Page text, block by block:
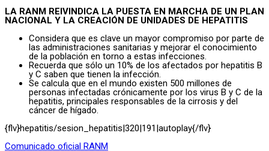
LA RANM REIVINDICA LA PUESTA EN MARCHA DE UN PLAN
NACIONAL Y LA CREACIÓN DE UNIDADES DE HEPATITIS
Considera que es clave un mayor compromiso por parte de
las administraciones sanitarias y mejorar el conocimiento
de la población en torno a estas infecciones.
Recuerda que sólo un 10% de los afectados por hepatitis B
y C saben que tienen la infección.
Se calcula que en el mundo existen 500 millones de
personas infectadas crónicamente por los virus B y C de la
hepatitis, principales responsables de la cirrosis y del
cáncer de hígado.
{flv}hepatitis/sesion_hepatitis|320|191|autoplay{/flv}
Comunicado oficial RANM